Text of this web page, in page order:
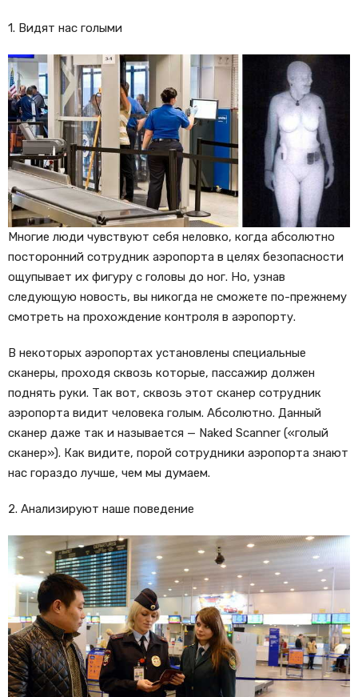
1. Видят нас голыми
Многие люди чувствуют себя неловко, когда абсолютно
посторонний сотрудник аэропорта в целях безопасности
ощупывает их фигуру с головы до ног. Но, узнав
следующую новость, вы никогда не сможете по-прежнему
смотреть на прохождение контроля в аэропорту.
В некоторых аэропортах установлены специальные
сканеры, проходя сквозь которые, пассажир должен
поднять руки. Так вот, сквозь этот сканер сотрудник
аэропорта видит человека голым. Абсолютно. Данный
сканер даже так и называется — Naked Scanner («голый
сканер»). Как видите, порой сотрудники аэропорта знают
нас гораздо лучше, чем мы думаем.
2. Анализируют наше поведение